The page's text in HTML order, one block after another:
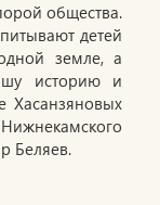
общества.
детей
земле, а
историю и
Хасанзяновых
Беляев.